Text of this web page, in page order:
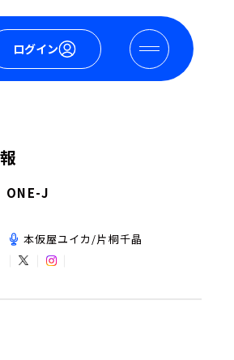
ログイン
ONE-J
本仮屋ユイカ/片桐千晶